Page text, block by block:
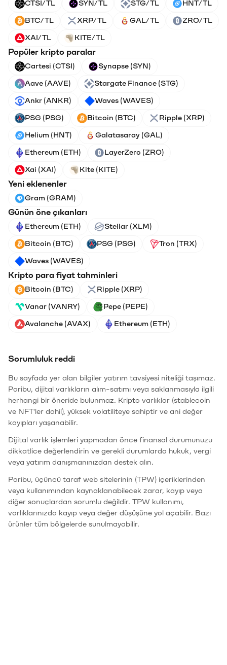
CTSI/TL SYN/TL STG/TL HNT/TL
BTC/TL XRP/TL GAL/TL ZRO/TL
XAI/TL KITE/TL
Popüler kripto paralar
Cartesi (CTSI) Synapse (SYN)
Aave (AAVE) Stargate Finance (STG)
Ankr (ANKR) Waves (WAVES)
PSG (PSG) Bitcoin (BTC) Ripple (XRP)
Helium (HNT) Galatasaray (GAL)
Ethereum (ETH) LayerZero (ZRO)
Xai (XAI) Kite (KITE)
Yeni eklenenler
Gram (GRAM)
Günün öne çıkanları
Ethereum (ETH) Stellar (XLM)
Bitcoin (BTC) PSG (PSG) Tron (TRX)
Waves (WAVES)
Kripto para fiyat tahminleri
Bitcoin (BTC) Ripple (XRP)
Vanar (VANRY) Pepe (PEPE)
Avalanche (AVAX) Ethereum (ETH)
Sorumluluk reddi
Bu sayfada yer alan bilgiler yatırım tavsiyesi niteliği taşımaz.
Paribu, dijital varlıkların alım-satımı veya saklanmasıyla ilgili
herhangi bir öneride bulunmaz. Kripto varlıklar (stablecoin
ve NFT'ler dahil), yüksek volatiliteye sahiptir ve ani değer
kayıpları yaşanabilir.
Dijital varlık işlemleri yapmadan önce finansal durumunuzu
dikkatlice değerlendirin ve gerekli durumlarda hukuk, vergi
veya yatırım danışmanınızdan destek alın.
Paribu, üçüncü taraf web sitelerinin (TPW) içeriklerinden
veya kullanımından kaynaklanabilecek zarar, kayıp veya
diğer sonuçlardan sorumlu değildir. TPW kullanımı,
varlıklarınızda kayıp veya değer düşüşüne yol açabilir. Bazı
ürünler tüm bölgelerde sunulmayabilir.